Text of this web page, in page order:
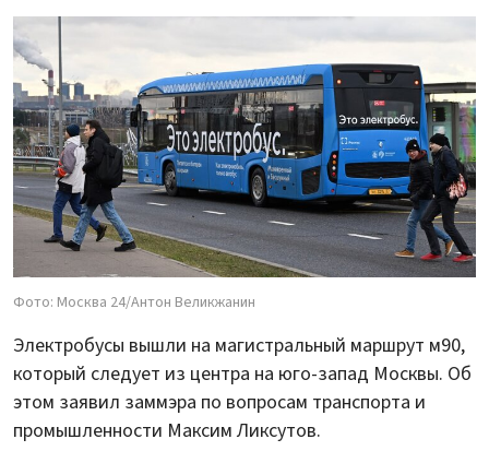
Фото: Москва 24/Антон Великжанин
Электробусы вышли на магистральный маршрут м90,
который следует из центра на юго-запад Москвы. Об
этом заявил заммэра по вопросам транспорта и
промышленности Максим Ликсутов.